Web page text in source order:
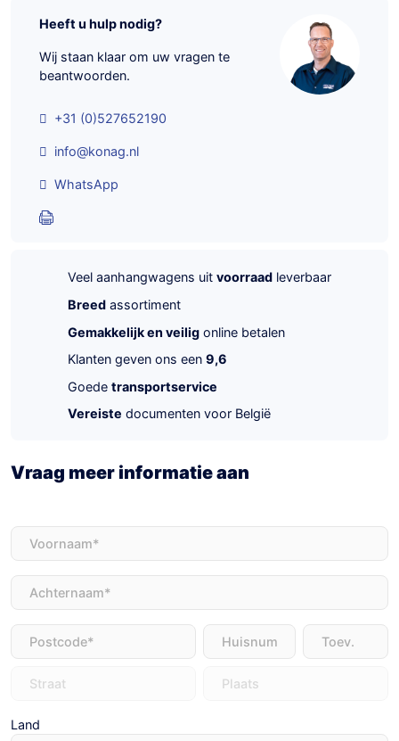
Heeft u hulp nodig?
Wij staan klaar om uw vragen te
beantwoorden.
+31 (0)527652190
info@konag.nl
WhatsApp
Veel aanhangwagens uit voorraad leverbaar
Breed assortiment
Gemakkelijk en veilig online betalen
Klanten geven ons een 9,6
Goede transportservice
Vereiste documenten voor België
Vraag meer informatie aan
Voornaam
Achternaam
Adres
Land